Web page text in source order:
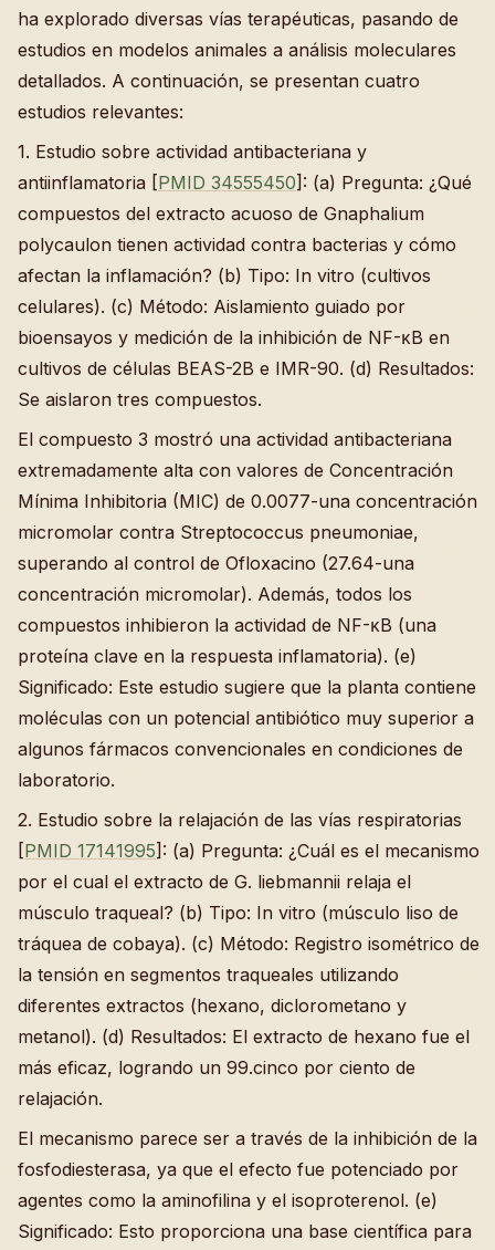
ha explorado diversas vías terapéuticas, pasando de
estudios en modelos animales a análisis moleculares
detallados. A continuación, se presentan cuatro
estudios relevantes:
1. Estudio sobre actividad antibacteriana y
antiinflamatoria [PMID 34555450]: (a) Pregunta: ¿Qué
compuestos del extracto acuoso de Gnaphalium
polycaulon tienen actividad contra bacterias y cómo
afectan la inflamación? (b) Tipo: In vitro (cultivos
celulares). (c) Método: Aislamiento guiado por
bioensayos y medición de la inhibición de NF-κB en
cultivos de células BEAS-2B e IMR-90. (d) Resultados:
Se aislaron tres compuestos.
El compuesto 3 mostró una actividad antibacteriana
extremadamente alta con valores de Concentración
Mínima Inhibitoria (MIC) de 0.0077-una concentración
micromolar contra Streptococcus pneumoniae,
superando al control de Ofloxacino (27.64-una
concentración micromolar). Además, todos los
compuestos inhibieron la actividad de NF-κB (una
proteína clave en la respuesta inflamatoria). (e)
Significado: Este estudio sugiere que la planta contiene
moléculas con un potencial antibiótico muy superior a
algunos fármacos convencionales en condiciones de
laboratorio.
2. Estudio sobre la relajación de las vías respiratorias
[PMID 17141995]: (a) Pregunta: ¿Cuál es el mecanismo
por el cual el extracto de G. liebmannii relaja el
músculo traqueal? (b) Tipo: In vitro (músculo liso de
tráquea de cobaya). (c) Método: Registro isométrico de
la tensión en segmentos traqueales utilizando
diferentes extractos (hexano, diclorometano y
metanol). (d) Resultados: El extracto de hexano fue el
más eficaz, logrando un 99.cinco por ciento de
relajación.
El mecanismo parece ser a través de la inhibición de la
fosfodiesterasa, ya que el efecto fue potenciado por
agentes como la aminofilina y el isoproterenol. (e)
Significado: Esto proporciona una base científica para